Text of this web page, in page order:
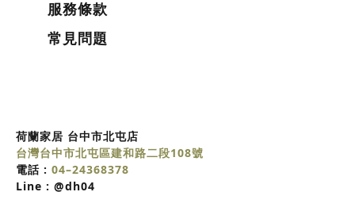
服務條款
常見問題
荷蘭家居 台中市北屯店
台灣台中市北屯區建和路二段108號
電話 : 04–24368378
Line : @dh04